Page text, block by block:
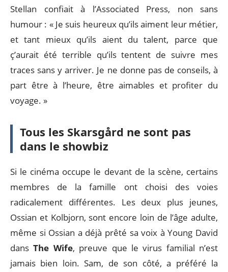
Stellan confiait à l’Associated Press, non sans
humour : « Je suis heureux qu’ils aiment leur métier,
et tant mieux qu’ils aient du talent, parce que
ç’aurait été terrible qu’ils tentent de suivre mes
traces sans y arriver. Je ne donne pas de conseils, à
part être à l’heure, être aimables et profiter du
voyage. »
Tous les Skarsgård ne sont pas
dans le showbiz
Si le cinéma occupe le devant de la scène, certains
membres de la famille ont choisi des voies
radicalement différentes. Les deux plus jeunes,
Ossian et Kolbjorn, sont encore loin de l’âge adulte,
même si Ossian a déjà prêté sa voix à Young David
dansThe Wife, preuve que le virus familial n’est
jamais bien loin. Sam, de son côté, a préféré la